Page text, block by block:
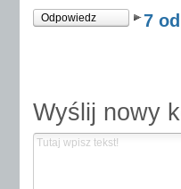
Odpowiedz 7
Wyślij nowy